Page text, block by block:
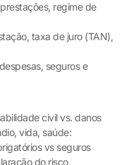
regime de
taxa de juro (TAN),
seguros e
civil vs. danos
vida, saúde:
vs seguros
do risco,